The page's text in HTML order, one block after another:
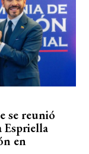
se reunió
Espriella
en